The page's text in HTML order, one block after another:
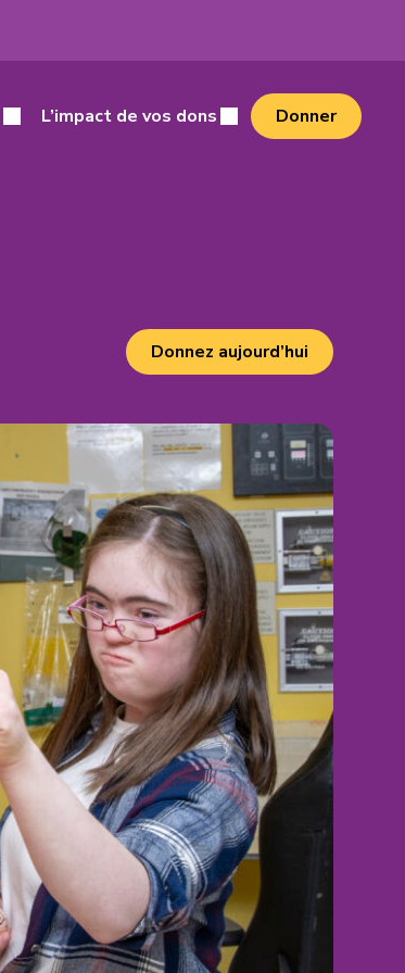
L’impact de vos dons Donner
Donnez aujourd’hui
(s'ouvre
nouvel
onglet)